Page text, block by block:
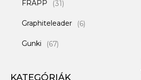
FRAPP (31)
Graphiteleader (6)
Gunki (67)
KATEGÓRIÁK